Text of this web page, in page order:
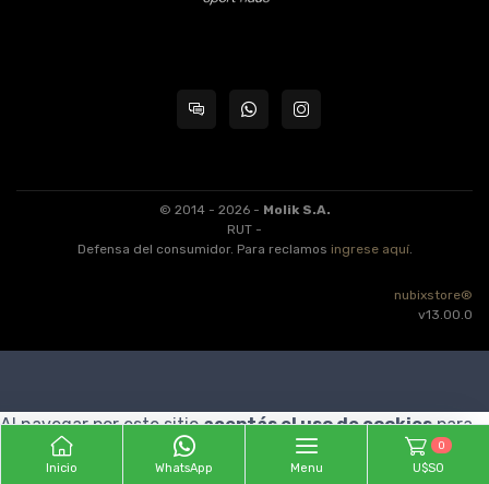
© 2014 - 2026 - Molik S.A.
RUT -
Defensa del consumidor. Para reclamos ingrese aquí.
nubixstore®
v13.00.0
Inicio WhatsApp Menu
0
U$S0
Al navegar por este sitioaceptás el uso de cookiespara
agilizar tu experiencia de compra.
ENTENDIDO